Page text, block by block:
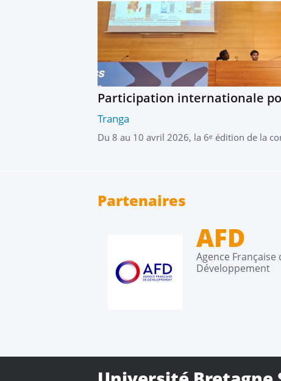
Participation internationale
Tranga
Du 8 au 10 avril 2026, la 6ᵉ édition de la
Partenaires
AFD
Agence Française
Développement